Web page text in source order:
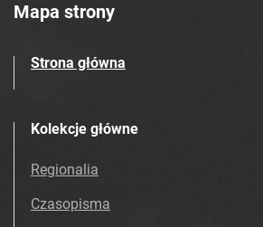
Mapa strony
Strona główna
Kolekcje główne
Regionalia
Czasopisma